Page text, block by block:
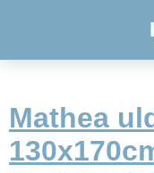
Mathea